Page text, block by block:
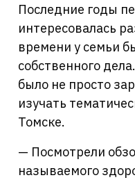
Последние годы
интересовалась
времени у семьи
собственного
было не просто
изучать
Томске.
— Посмотрели
называемого